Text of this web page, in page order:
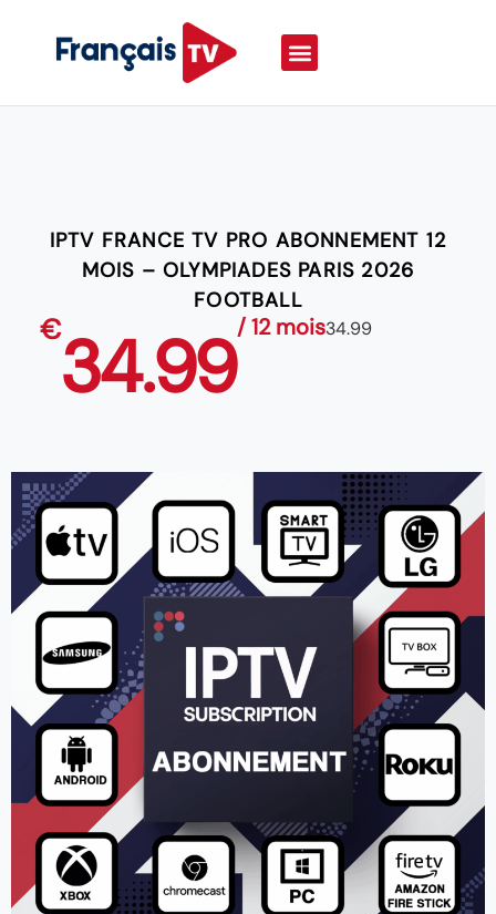
IPTV FRANCE TV PRO ABONNEMENT 12
MOIS – OLYMPIADES PARIS 2026
FOOTBALL
€34.99/ 12 mois34.99